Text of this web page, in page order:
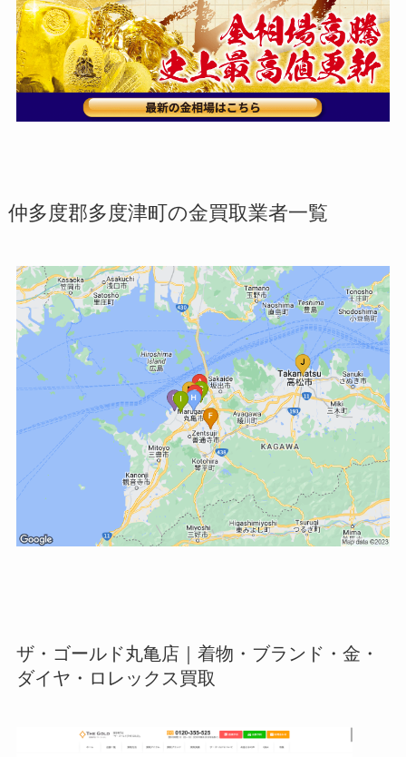
仲多度郡多度津町の金買取業者一覧
ザ・ゴールド丸亀店｜着物・ブランド・金・
ダイヤ・ロレックス買取